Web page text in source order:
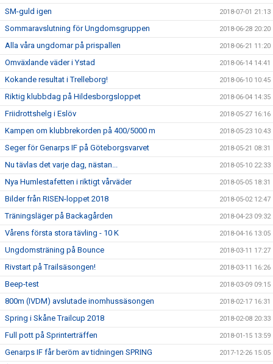
SM-guld igen 2018-07-01 21:13
Sommaravslutning för Ungdomsgruppen 2018-06-28 20:20
Alla våra ungdomar på prispallen 2018-06-21 11:20
Omväxlande väder i Ystad 2018-06-14 14:41
Kokande resultat i Trelleborg! 2018-06-10 10:45
Riktig klubbdag på Hildesborgsloppet 2018-06-04 14:35
Friidrottshelg i Eslöv 2018-05-27 16:16
Kampen om klubbrekorden på 400/5000 m 2018-05-23 10:43
Seger för Genarps IF på Göteborgsvarvet 2018-05-21 08:31
Nu tävlas det varje dag, nästan... 2018-05-10 22:33
Nya Humlestafetten i riktigt vårväder 2018-05-05 18:31
Bilder från RISEN-loppet 2018 2018-05-02 12:47
Träningsläger på Backagården 2018-04-23 09:32
Vårens första stora tävling - 10 K 2018-04-16 13:05
Ungdomsträning på Bounce 2018-03-11 17:27
Rivstart på Trailsäsongen! 2018-03-11 16:26
Beep-test 2018-03-09 09:15
800m (IVDM) avslutade inomhussäsongen 2018-02-17 16:31
Spring i Skåne Trailcup 2018 2018-02-08 20:33
Full pott på Sprinterträffen 2018-01-15 13:59
Genarps IF får beröm av tidningen SPRING 2017-12-26 15:05